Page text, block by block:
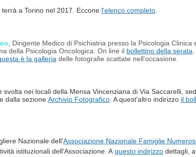
terrà a Torino nel 2017. Eccone l'elenco completo
Dirigente Medico di Psichiatria presso la Psicologia Clinica
della Psicologia Oncologica. On line il bollettino della serata
è la galleria delle fotografie scattate nell'occasione.
svolta nei locali della Mensa Vincenziana di Via Saccarelli,
dalla sezione Archivio Fotografico . A quest'altro indirizzo il
Nazionale dell'Associazione Nazionale Famiglie
istituzionali dell'Associazione. A questo indirizzo dettagli,